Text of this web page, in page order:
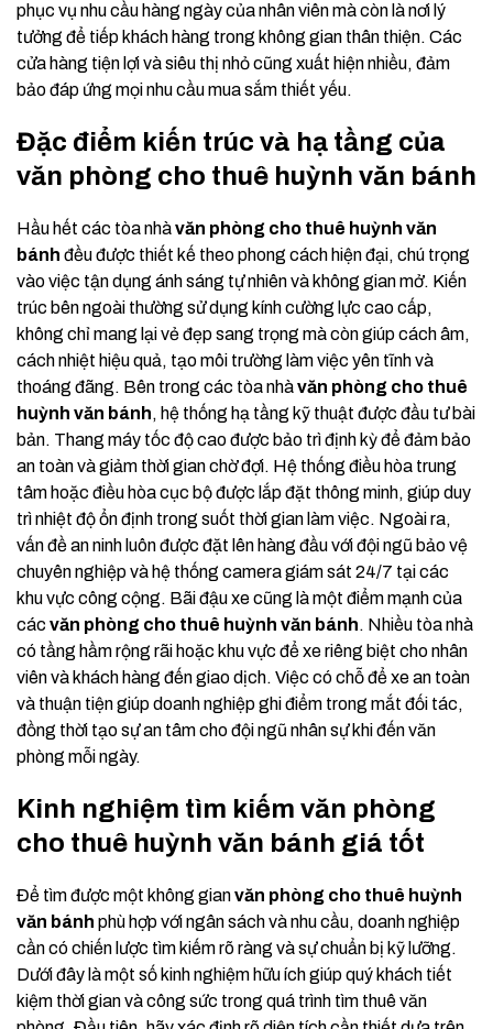
phục vụ nhu cầu hàng ngày của nhân viên mà còn là nơi lý
tưởng để tiếp khách hàng trong không gian thân thiện. Các
cửa hàng tiện lợi và siêu thị nhỏ cũng xuất hiện nhiều, đảm
bảo đáp ứng mọi nhu cầu mua sắm thiết yếu.
Đặc điểm kiến trúc và hạ tầng của
văn phòng cho thuê huỳnh văn bánh
Hầu hết các tòa nhàvăn phòng cho thuê huỳnh văn
bánh đều được thiết kế theo phong cách hiện đại, chú trọng
vào việc tận dụng ánh sáng tự nhiên và không gian mở. Kiến
trúc bên ngoài thường sử dụng kính cường lực cao cấp,
không chỉ mang lại vẻ đẹp sang trọng mà còn giúp cách âm,
cách nhiệt hiệu quả, tạo môi trường làm việc yên tĩnh và
thoáng đãng. Bên trong các tòa nhàvăn phòng cho thuê
huỳnh văn bánh, hệ thống hạ tầng kỹ thuật được đầu tư bài
bản. Thang máy tốc độ cao được bảo trì định kỳ để đảm bảo
an toàn và giảm thời gian chờ đợi. Hệ thống điều hòa trung
tâm hoặc điều hòa cục bộ được lắp đặt thông minh, giúp duy
trì nhiệt độ ổn định trong suốt thời gian làm việc. Ngoài ra,
vấn đề an ninh luôn được đặt lên hàng đầu với đội ngũ bảo vệ
chuyên nghiệp và hệ thống camera giám sát 24/7 tại các
khu vực công cộng. Bãi đậu xe cũng là một điểm mạnh của
các văn phòng cho thuê huỳnh văn bánh. Nhiều tòa nhà
có tầng hầm rộng rãi hoặc khu vực để xe riêng biệt cho nhân
viên và khách hàng đến giao dịch. Việc có chỗ để xe an toàn
và thuận tiện giúp doanh nghiệp ghi điểm trong mắt đối tác,
đồng thời tạo sự an tâm cho đội ngũ nhân sự khi đến văn
phòng mỗi ngày.
Kinh nghiệm tìm kiếm văn phòng
cho thuê huỳnh văn bánh giá tốt
Để tìm được một không gianvăn phòng cho thuê huỳnh
văn bánh phù hợp với ngân sách và nhu cầu, doanh nghiệp
cần có chiến lược tìm kiếm rõ ràng và sự chuẩn bị kỹ lưỡng.
Dưới đây là một số kinh nghiệm hữu ích giúp quý khách tiết
kiệm thời gian và công sức trong quá trình tìm thuê văn